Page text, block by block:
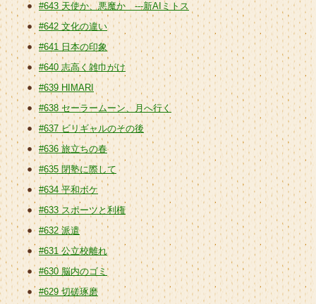
#643 天使か、悪魔か ---新AIミトス
#642 文化の違い
#641 日本の印象
#640 志高く雑巾がけ
#639 HIMARI
#638 セーラームーン、月へ行く
#637 ビリギャルのその後
#636 旅立ちの春
#635 閉塾に際して
#634 平和ボケ
#633 スポーツと利権
#632 派遣
#631 公立校離れ
#630 脳内のゴミ
#629 切磋琢磨